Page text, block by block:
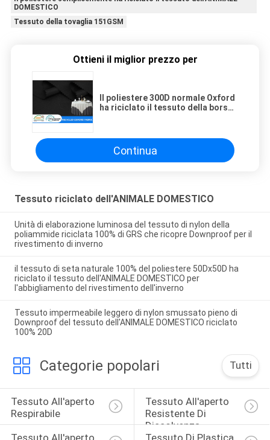
DOMESTICO
Tessuto della tovaglia 151GSM
Ottieni il miglior prezzo per
Il poliestere 300D normale Oxford
ha riciclato il tessuto della borsa
Continua
Tessuto riciclato dell'ANIMALE DOMESTICO
Unità di elaborazione luminosa del tessuto di nylon della
poliammide riciclata 100% di GRS che ricopre Downproof per il
rivestimento di inverno
il tessuto di seta naturale 100% del poliestere 50Dx50D ha
riciclato il tessuto dell'ANIMALE DOMESTICO per
l'abbigliamento del rivestimento dell'inverno
Tessuto impermeabile leggero di nylon smussato pieno di
Downproof del tessuto dell'ANIMALE DOMESTICO riciclato
100% 20D
Categorie popolari Tutti
Tessuto All'aperto
Respirabile
Tessuto All'aperto
Resistente Di
Dissolvenza
Tessuto All'aperto
Tessuto Di Plastica